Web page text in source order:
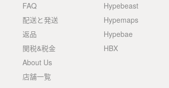
FAQ
配送と発送
返品
関税&税金
About Us
店舗一覧
Hypebeast
Hypemaps
Hypebae
HBX